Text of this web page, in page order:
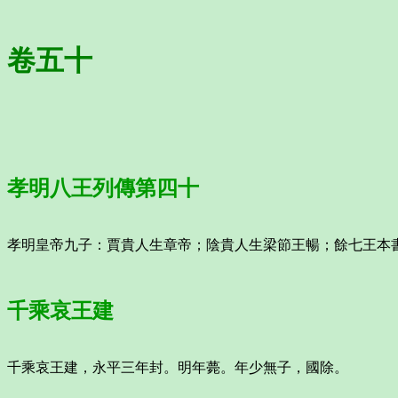
卷五十
孝明八王列傳第四十
孝明皇帝九子：賈貴人生章帝；陰貴人生梁節王暢；餘七王本
千乘哀王建
千乘哀王建，永平三年封。明年薨。年少無子，國除。